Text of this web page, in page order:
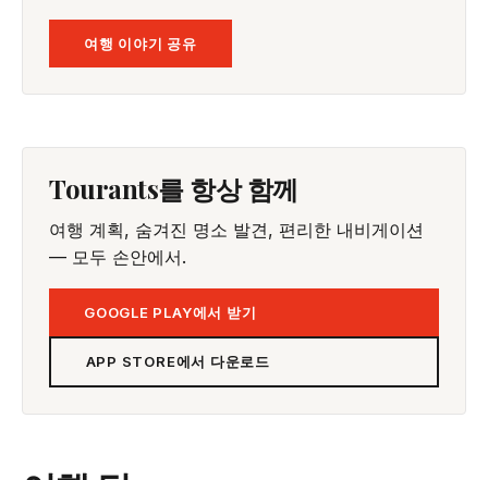
여행 이야기 공유
Tourants를 항상 함께
여행 계획, 숨겨진 명소 발견, 편리한 내비게이션
— 모두 손안에서.
GOOGLE PLAY에서 받기
APP STORE에서 다운로드